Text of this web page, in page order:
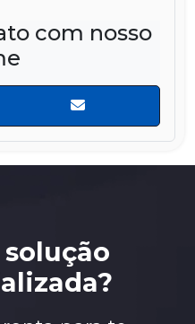
com nosso